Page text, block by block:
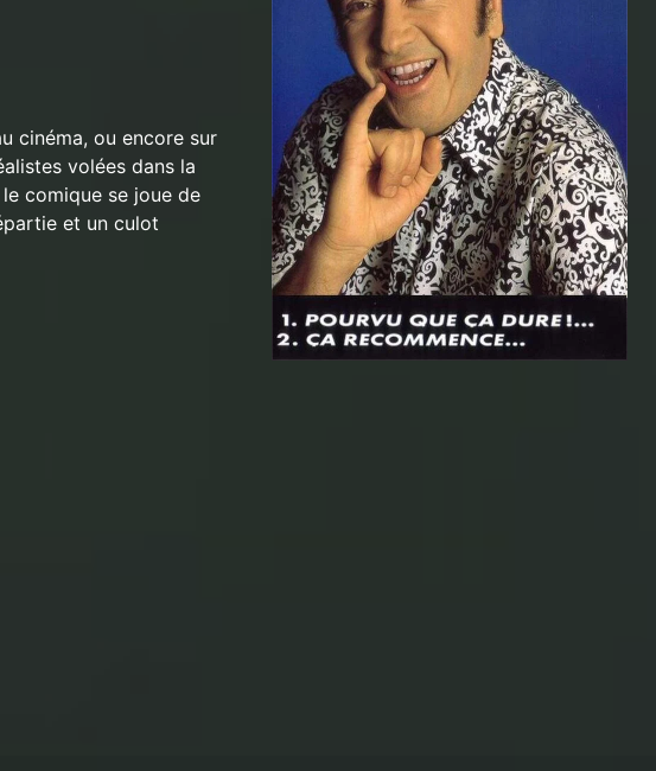
cinéma, ou encore sur
volées dans la
comique se joue de
et un culot